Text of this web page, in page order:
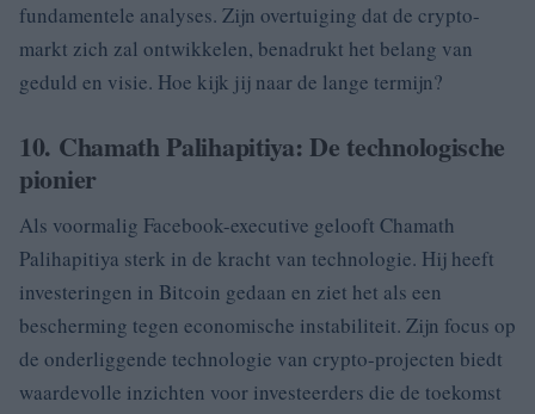
fundamentele analyses. Zijn overtuiging dat de crypto-
markt zich zal ontwikkelen, benadrukt het belang van
geduld en visie. Hoe kijk jij naar de lange termijn?
10. Chamath Palihapitiya: De technologische
pionier
Als voormalig Facebook-executive gelooft Chamath
Palihapitiya sterk in de kracht van technologie. Hij heeft
investeringen in Bitcoin gedaan en ziet het als een
bescherming tegen economische instabiliteit. Zijn focus op
de onderliggende technologie van crypto-projecten biedt
waardevolle inzichten voor investeerders die de toekomst